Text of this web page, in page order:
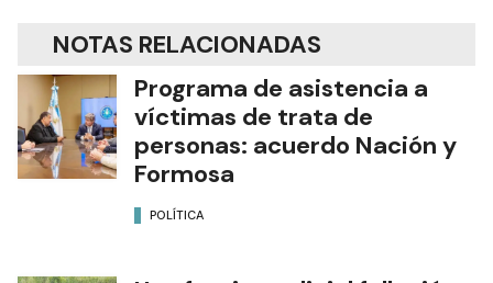
NOTAS RELACIONADAS
Programa de asistencia a
víctimas de trata de
personas: acuerdo Nación y
Formosa
POLÍTICA